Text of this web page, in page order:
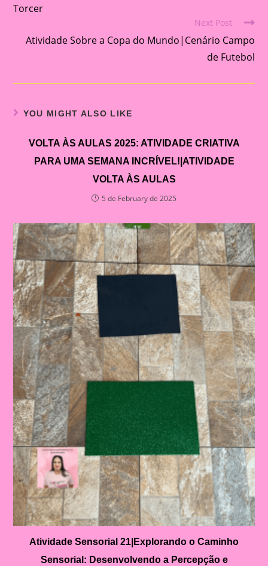
articles
Torcer
Next Post
Atividade Sobre a Copa do Mundo|Cenário Campo
de Futebol
YOU MIGHT ALSO LIKE
VOLTA ÀS AULAS 2025: ATIVIDADE CRIATIVA
PARA UMA SEMANA INCRÍVEL!|ATIVIDADE
VOLTA ÀS AULAS
5 de February de 2025
Atividade Sensorial 21|Explorando o Caminho
Sensorial: Desenvolvendo a Percepção e